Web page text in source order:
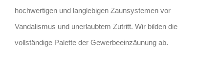
hochwertigen und langlebigen Zaunsystemen vor
Vandalismus und unerlaubtem Zutritt. Wir bilden die
vollständige Palette der Gewerbeeinzäunung ab.